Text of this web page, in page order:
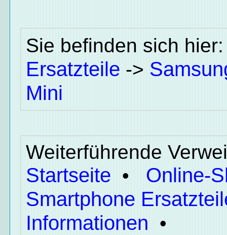
Sie befinden sich
Ersatzteile ->
Mini
Weiterführende
Startseite • Online-
Smartphone
Informationen •